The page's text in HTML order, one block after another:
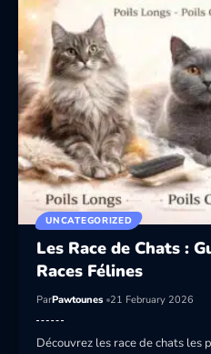
UNCATEGORIZED
Les Race de Chats :
Races Félines
ParPawtounes 21 February 2026
Découvrez les race de chats les